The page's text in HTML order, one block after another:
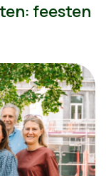
feesten